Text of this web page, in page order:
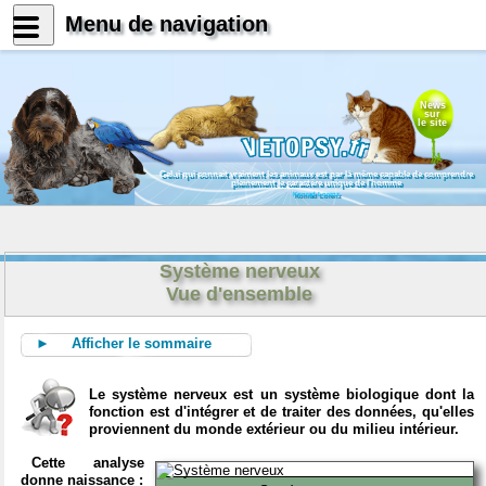
News
sur
le site
Celui qui connait vraiment les animaux est par là même capable de comprendre
pleinement le caractère unique de l'homme
Konrad Lorenz
Système nerveux
Vue d'ensemble
► Afficher le sommaire
Le système nerveux est un système biologique dont la
fonction est d'intégrer et de traiter des données, qu'elles
proviennent du monde extérieur ou du milieu intérieur.
Cette analyse
donne naissance :
Menu de navigation